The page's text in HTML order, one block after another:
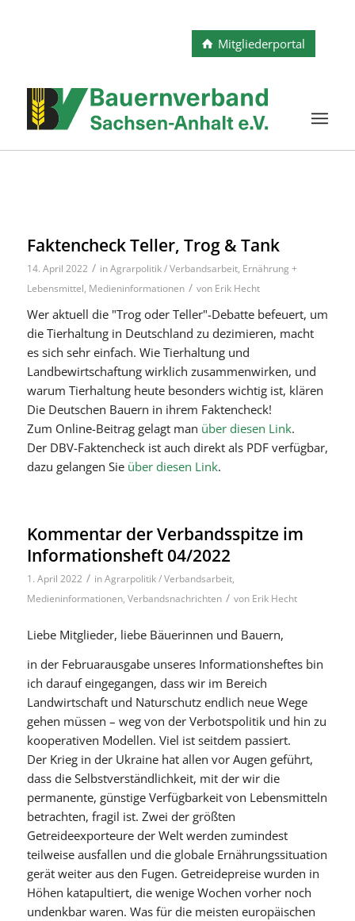
Mitgliederportal
Faktencheck Teller, Trog & Tank
14. April 2022 / inAgrarpolitik / Verbandsarbeit, Ernährung +
Lebensmittel, Medieninformationen / von Erik Hecht
Wer aktuell die "Trog oder Teller"-Debatte befeuert, um
die Tierhaltung in Deutschland zu dezimieren, macht
es sich sehr einfach. Wie Tierhaltung und
Landbewirtschaftung wirklich zusammenwirken, und
warum Tierhaltung heute besonders wichtig ist, klären
Die Deutschen Bauern in ihrem Faktencheck!
Zum Online-Beitrag gelagt man über diesen Link.
Der DBV-Faktencheck ist auch direkt als PDF verfügbar,
dazu gelangen Sieüber diesen Link.
Kommentar der Verbandsspitze im
Informationsheft 04/2022
1. April 2022 / inAgrarpolitik / Verbandsarbeit,
Medieninformationen, Verbandsnachrichten / von Erik Hecht
Liebe Mitglieder, liebe Bäuerinnen und Bauern,
in der Februarausgabe unseres Informationsheftes bin
ich darauf eingegangen, dass wir im Bereich
Landwirtschaft und Naturschutz endlich neue Wege
gehen müssen – weg von der Verbotspolitik und hin zu
kooperativen Modellen. Viel ist seitdem passiert.
Der Krieg in der Ukraine hat allen vor Augen geführt,
dass die Selbstverständlichkeit, mit der wir die
permanente, günstige Verfügbarkeit von Lebensmitteln
betrachten, fragil ist. Zwei der größten
Getreideexporteure der Welt werden zumindest
teilweise ausfallen und die globale Ernährungssituation
gerät weiter aus den Fugen. Getreidepreise wurden in
Höhen katapultiert, die wenige Wochen vorher noch
undenkbar waren. Was für die meisten europäischen